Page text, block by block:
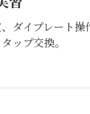
ダイプレート
ップ交換。